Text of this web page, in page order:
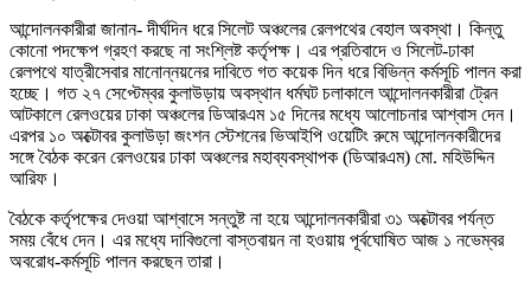
আন্দোলনকারীরা জানান- দীর্ঘদিন ধরে সিলেট অঞ্চলের রেলপথের বেহাল অবস্থা। কিন্তু
কোনো পদক্ষেপ গ্রহণ করছে না সংশ্লিষ্ট কর্তৃপক্ষ। এর প্রতিবাদে ও সিলেট-ঢাকা
রেলপথে যাত্রীসেবার মানোন্নয়নের দাবিতে গত কয়েক দিন ধরে বিভিন্ন কর্মসূচি পালন করা
হচ্ছে। গত ২৭ সেপ্টেম্বর কুলাউড়ায় অবস্থান ধর্মঘট চলাকালে আন্দোলনকারীরা ট্রেন
আটকালে রেলওয়ের ঢাকা অঞ্চলের ডিআরএম ১৫ দিনের মধ্যে আলোচনার আশ্বাস দেন।
এরপর ১০ অক্টোবর কুলাউড়া জংশন স্টেশনের ভিআইপি ওয়েটিং রুমে আন্দোলনকারীদের
সঙ্গে বৈঠক করেন রেলওয়ের ঢাকা অঞ্চলের মহাব্যবস্থাপক (ডিআরএম) মো. মহিউদ্দিন
আরিফ।
বৈঠকে কর্তৃপক্ষের দেওয়া আশ্বাসে সন্তুষ্ট না হয়ে আন্দোলনকারীরা ৩১ অক্টোবর পর্যন্ত
সময় বেঁধে দেন। এর মধ্যে দাবিগুলো বাস্তবায়ন না হওয়ায় পূর্বঘোষিত আজ ১ নভেম্বর
অবরোধ-কর্মসূচি পালন করছেন তারা।